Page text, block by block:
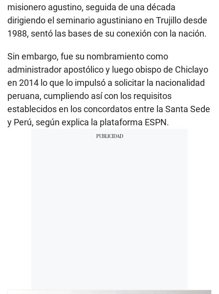
misionero agustino, seguida de una década
dirigiendo el seminario agustiniano en Trujillo desde
1988, sentó las bases de su conexión con la nación.
Sin embargo, fue su nombramiento como
administrador apostólico y luego obispo de Chiclayo
en 2014 lo que lo impulsó a solicitar la nacionalidad
peruana, cumpliendo así con los requisitos
establecidos en los concordatos entre la Santa Sede
y Perú, según explica la plataforma ESPN.